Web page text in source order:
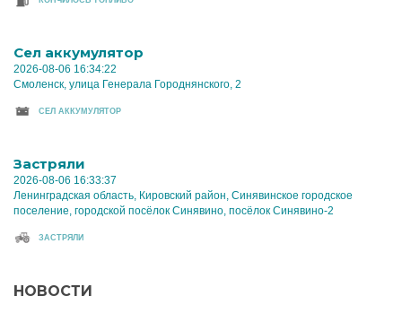
Cел аккумулятор
2026-08-06 16:34:22
Смоленск, улица Генерала Городнянского, 2
CЕЛ АККУМУЛЯТОР
Застряли
2026-08-06 16:33:37
Ленинградская область, Кировский район, Синявинское городское
поселение, городской посёлок Синявино, посёлок Синявино-2
ЗАСТРЯЛИ
НОВОСТИ